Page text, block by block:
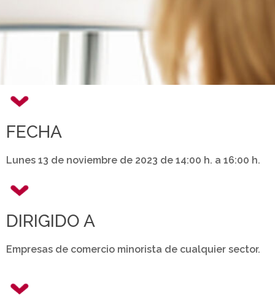
FECHA
Lunes 13 de noviembre de 2023 de 14:00 h. a 16:00 h.
DIRIGIDO A
Empresas de comercio minorista de cualquier sector.